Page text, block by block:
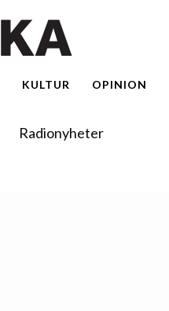
KULTUR OPINION
Radionyheter